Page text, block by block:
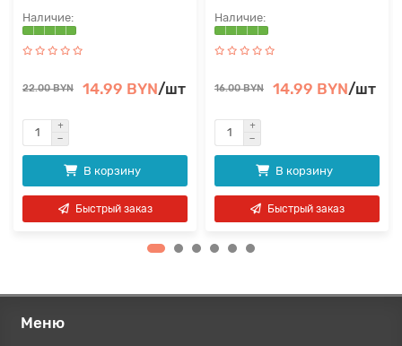
22.00 BYN 14.99 BYN/шт
В корзину
Быстрый заказ
16.00 BYN 14.99 BYN/шт
В корзину
Быстрый заказ
Меню